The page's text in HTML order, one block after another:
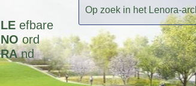
LE efbare
NO ord
RAnd